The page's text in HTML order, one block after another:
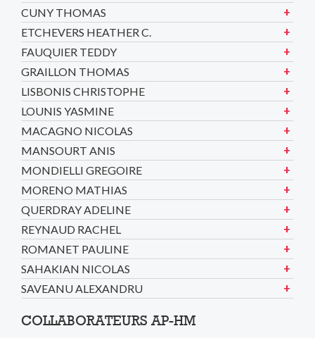
CUNY THOMAS
ETCHEVERS HEATHER C.
FAUQUIER TEDDY
GRAILLON THOMAS
LISBONIS CHRISTOPHE
LOUNIS YASMINE
MACAGNO NICOLAS
MANSOURT ANIS
MONDIELLI GREGOIRE
MORENO MATHIAS
QUERDRAY ADELINE
REYNAUD RACHEL
ROMANET PAULINE
SAHAKIAN NICOLAS
SAVEANU ALEXANDRU
COLLABORATEURS AP-HM